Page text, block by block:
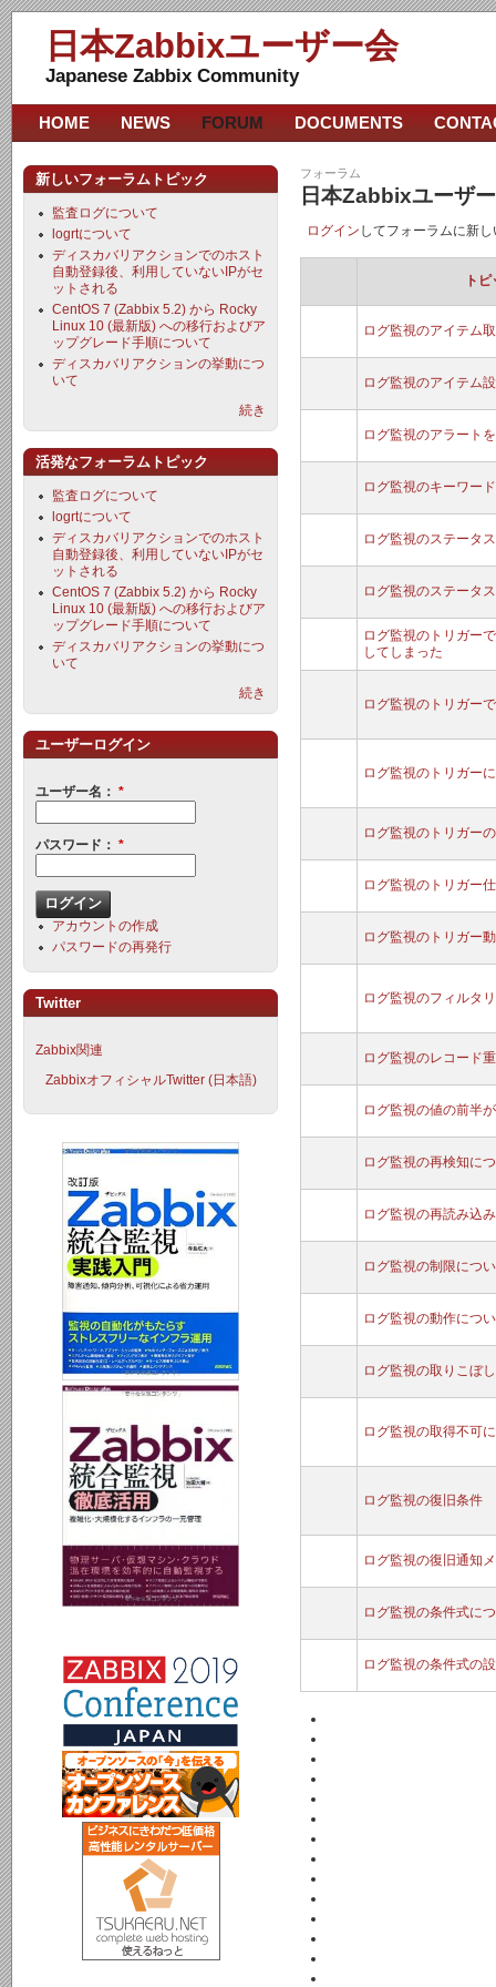
日本Zabbixユーザー会
Japanese Zabbix Community
フォーラム
日本Zabbixユーザ
ログイン してフォーラムに新
ト
ログ監視のアイテム
ログ監視のアイテム
ログ監視のアラート
ログ監視のキーワー
ログ監視のステータ
ログ監視のステータ
ログ監視のトリガー
してしまった
ログ監視のトリガー
ログ監視のトリガー
ログ監視のトリガー
ログ監視のトリガー
ログ監視のトリガー
ログ監視のフィルタ
ログ監視のレコード
ログ監視の値の前半
ログ監視の再検知に
ログ監視の再読み込
ログ監視の制限につ
ログ監視の動作につ
ログ監視の取りこぼし
ログ監視の取得不可
ログ監視の復旧条件
ログ監視の復旧通知
ログ監視の条件式に
ログ監視の条件式の
HOME NEWS FORUM DOCUMENTS
新しいフォーラムトピック
監査ログについて
logrtについて
ディスカバリアクションでのホスト
自動登録後、利用していないIPがセ
ットされる
CentOS 7 (Zabbix 5.2) から Rocky
Linux 10 (最新版) への移行およびア
ップグレード手順について
ディスカバリアクションの挙動につ
いて
続き
活発なフォーラムトピック
監査ログについて
logrtについて
ディスカバリアクションでのホスト
自動登録後、利用していないIPがセ
ットされる
CentOS 7 (Zabbix 5.2) から Rocky
Linux 10 (最新版) への移行およびア
ップグレード手順について
ディスカバリアクションの挙動につ
いて
続き
ユーザーログイン
ユーザー名： *
パスワード： *
アカウントの作成
パスワードの再発行
Twitter
Zabbix関連
ZabbixオフィシャルTwitter (日本語)